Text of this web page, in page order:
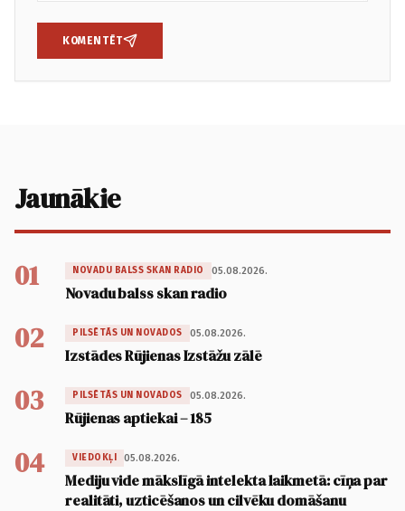
KOMENTĒT
Jaunākie
01 NOVADU BALSS SKAN RADIO 05.08.2026.
Novadu balss skan radio
02 PILSĒTĀS UN NOVADOS 05.08.2026.
Izstādes Rūjienas Izstāžu zālē
03 PILSĒTĀS UN NOVADOS 05.08.2026.
Rūjienas aptiekai – 185
04 VIEDOKĻI 05.08.2026.
Mediju vide mākslīgā intelekta laikmetā: cīņa par
realitāti, uzticēšanos un cilvēku domāšanu